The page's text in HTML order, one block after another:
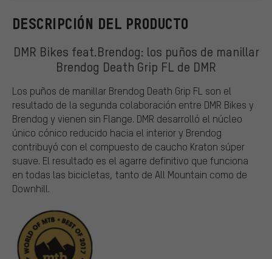
DESCRIPCIÓN DEL PRODUCTO
DMR Bikes feat.Brendog: los puños de manillar
Brendog Death Grip FL de DMR
Los puños de manillar Brendog Death Grip FL son el
resultado de la segunda colaboración entre DMR Bikes y
Brendog y vienen sin Flange. DMR desarrolló el núcleo
único cónico reducido hacia el interior y Brendog
contribuyó con el compuesto de caucho Kraton súper
suave. El resultado es el agarre definitivo que funciona
en todas las bicicletas, tanto de All Mountain como de
Downhill.